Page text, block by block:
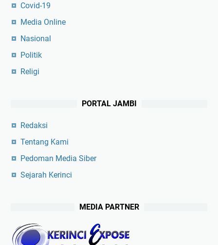
Covid-19
Media Online
Nasional
Politik
Religi
PORTAL JAMBI
Redaksi
Tentang Kami
Pedoman Media Siber
Sejarah Kerinci
MEDIA PARTNER